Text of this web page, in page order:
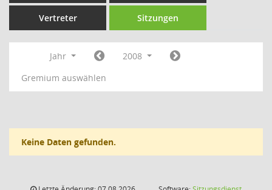
Vertreter Sitzungen
Jahr
2008
Gremium auswählen
Keine Daten gefunden.